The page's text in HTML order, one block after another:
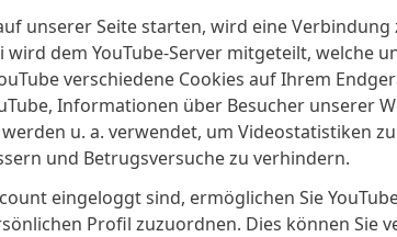
unserer Seite starten, wird eine Verbindung
dem YouTube-Server mitgeteilt, welche
verschiedene Cookies auf Ihrem
Informationen über Besucher unserer
u. a. verwendet, um Videostatistiken
und Betrugsversuche zu verhindern.
eingeloggt sind, ermöglichen Sie
Profil zuzuordnen. Dies können Sie